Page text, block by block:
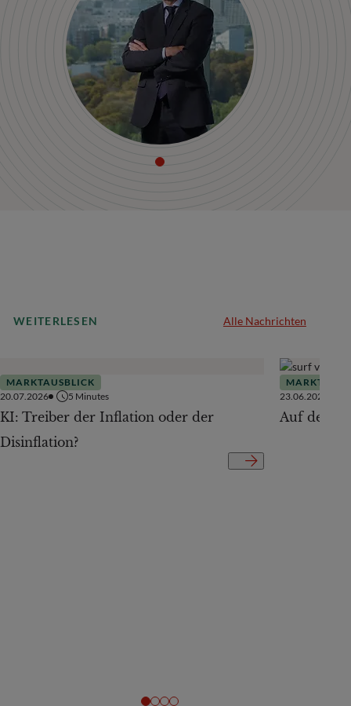
WEITERLESEN Alle Nachrichten
MARKTAUSBLICK
20.07.2026
5 Minutes
KI: Treiber der Inflation oder der
Disinflation?
23.06.2026
Auf der